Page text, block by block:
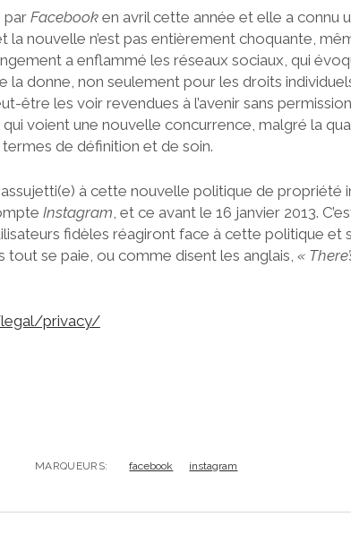
par Facebooken avril cette année et elle a connu
nouvelle n’est pas entièrement choquante,
a enflammé les réseaux sociaux, qui
la donne, non seulement pour les droits
être les voir revendues à l’avenir sans
voient une nouvelle concurrence, malgré la
de définition et de soin.
à cette nouvelle politique de propriété
Instagram , et ce avant le 16 janvier 2013.
fidèles réagiront face à cette politique et
se paie, ou comme disent les anglais, «
privacy/
MARQUEURS: facebook instagram